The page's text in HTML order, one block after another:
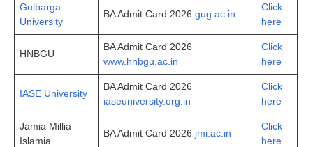
Gulbarga
University
BA Admit Card 2026 gug.ac.in
Click
here
HNBGU
BA Admit Card 2026
www.hnbgu.ac.in
Click
here
IASE University
BA Admit Card 2026
iaseuniversity.org.in
Click
here
Jamia Millia
Islamia
BA Admit Card 2026 jmi.ac.in
Click
here